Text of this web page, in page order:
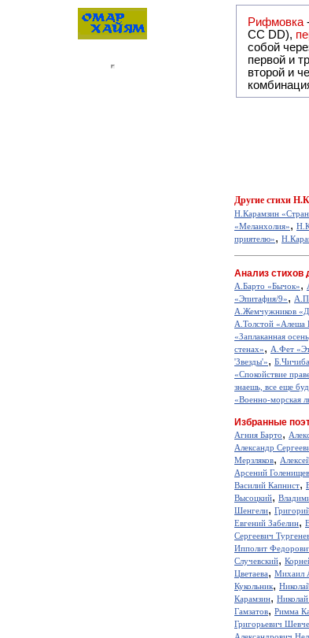
Рифмовка
СС DD),
первой и
второй и четвёртой
Другие стихи
Н.Карамзин
«Меланхолия»,
приятелю»,
Анализ стихов
А.Барто «Бычок»,
«Эпитафия/9»,
А.Жемчужников
А.Толстой «Алеша
«Заплаканная
стенах», А.Фет
'Звезды'»,
«Спокойствие
знаешь, все еще
«Военно-морская
Избранные
Агния Барто,
Александр
Мерзляков,
Арсений
Василий Капнист,
Высоцкий,
Шенгели,
Евгений Забелин,
Сергеевич
Ипполит
Случевский,
Цветаева, Михаил
Кукольник,
Карамзин,
Гамзатов, Римма
Григорьевич